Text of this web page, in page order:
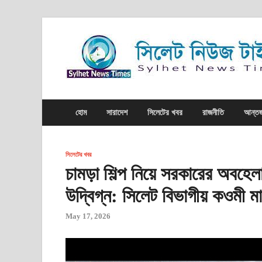
হোম সারাদেশ সিলেটের খবর রাজনীতি
সিলেটের খবর
চামড়া শিল্প নিয়ে সরকারের
উদ্বিগ্ন: সিলেট বিভাগীয় কওমী
May 17, 2026